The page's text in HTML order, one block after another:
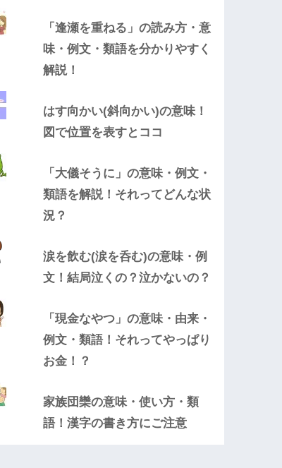
「逢瀬を重ねる」の読み方・意
味・例文・類語を分かりやすく
解説！
はす向かい(斜向かい)の意味！
図で位置を表すとココ
「大儀そうに」の意味・例文・
類語を解説！それってどんな状
況？
涙を飲む(涙を呑む)の意味・例
文！結局泣くの？泣かないの？
「現金なやつ」の意味・由来・
例文・類語！それってやっぱり
お金！？
家族団欒の意味・使い方・類
語！漢字の書き方にご注意